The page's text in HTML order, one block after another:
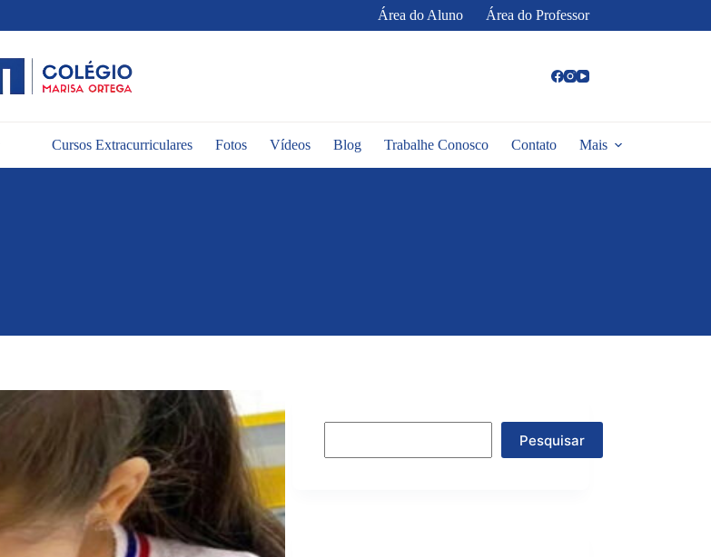
Área do Aluno Área do Professor
Cursos Extracurriculares Fotos Vídeos Blog Trabalhe Conosco Contato Mais
Pesquisar